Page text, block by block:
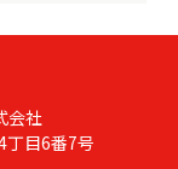
会社
目6番7号